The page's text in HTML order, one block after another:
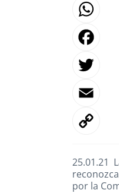
25.01.21
por la